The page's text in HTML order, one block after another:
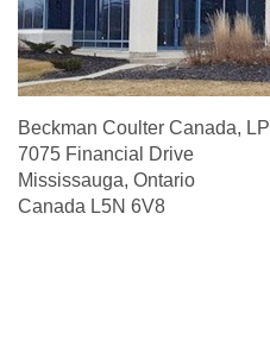
Beckman Coulter Canada, LP
7075 Financial Drive
Mississauga, Ontario
Canada L5N 6V8